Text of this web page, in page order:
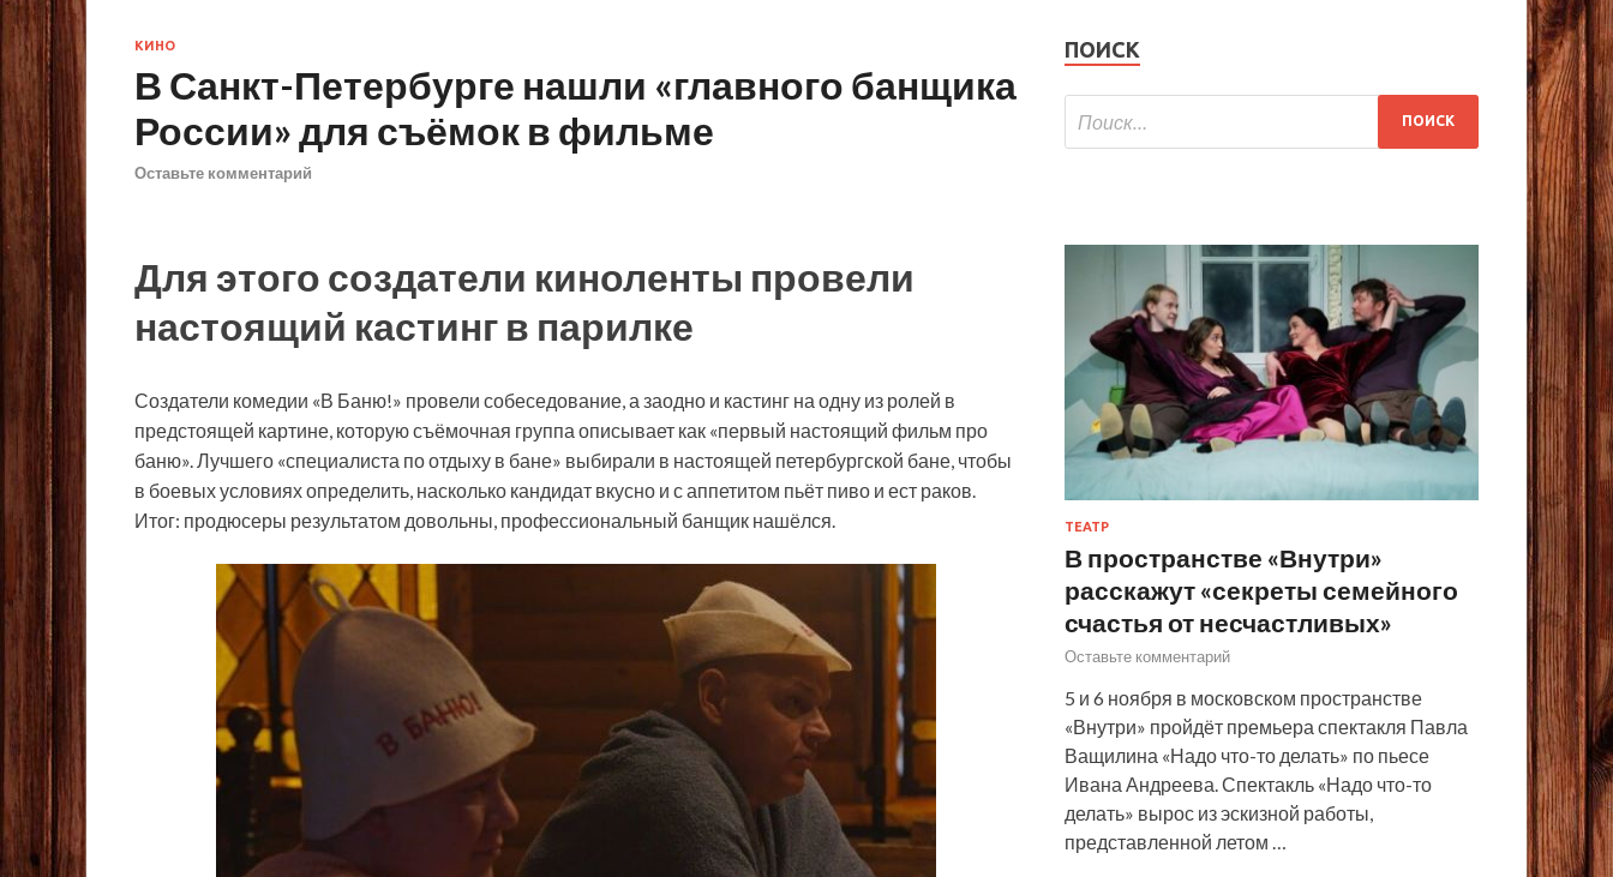
КИНО
В Санкт-Петербурге нашли «главного банщика
России» для съёмок в фильме
Оставьте комментарий
Для этого создатели киноленты провели
настоящий кастинг в парилке
Создатели комедии «В Баню!» провели собеседование, а заодно и кастинг на одну из ролей в
предстоящей картине, которую съёмочная группа описывает как «первый настоящий фильм про
баню». Лучшего «специалиста по отдыху в бане» выбирали в настоящей петербургской бане, чтобы
в боевых условиях определить, насколько кандидат вкусно и с аппетитом пьёт пиво и ест раков.
Итог: продюсеры результатом довольны, профессиональный банщик нашёлся.
ПОИСК
ТЕАТР
В пространстве «Внутри»
расскажут «секреты семейного
счастья от несчастливых»
Оставьте комментарий
5 и 6 ноября в московском пространстве
«Внутри» пройдёт премьера спектакля Павла
Ващилина «Надо что-то делать» по пьесе
Ивана Андреева. Спектакль «Надо что-то
делать» вырос из эскизной работы,
представленной летом …